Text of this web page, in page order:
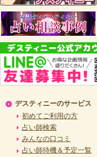
デスティニーのサービス
初めてご利用の方
占い師検索
みんなの口コミ
占い師待機＆予定一覧